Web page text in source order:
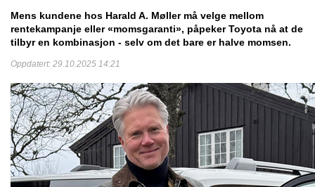
Mens kundene hos Harald A. Møller må velge mellom
rentekampanje eller «momsgaranti», påpeker Toyota nå at de
tilbyr en kombinasjon - selv om det bare er halve momsen.
Oppdatert: 29.10.2025 14:21